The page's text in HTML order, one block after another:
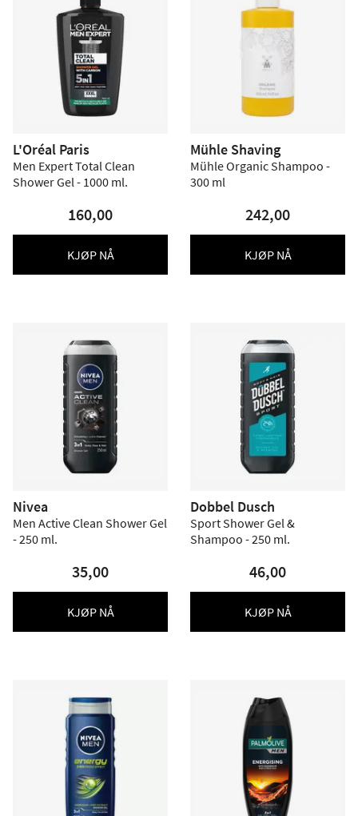
L'Oréal Paris
Men Expert Total Clean
Shower Gel - 1000 ml.
160,00
KJØP NÅ
Mühle Shaving
Mühle Organic Shampoo -
300 ml
242,00
KJØP NÅ
Nivea
Men Active Clean Shower Gel
- 250 ml.
35,00
KJØP NÅ
Dobbel Dusch
Sport Shower Gel &
Shampoo - 250 ml.
46,00
KJØP NÅ